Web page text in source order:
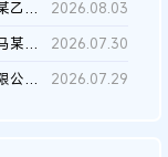
某甲公司、某乙公司、官某与某丙公司专利申请权权属纠纷 二审判决...
2026.08.03
谭某与长沙马某堆农产品股份有限公司滥用市场支配地位纠纷二审裁...
2026.07.30
杭州华某有限公司与菲某有限公司侵害发明专利权纠纷 2026.07.29